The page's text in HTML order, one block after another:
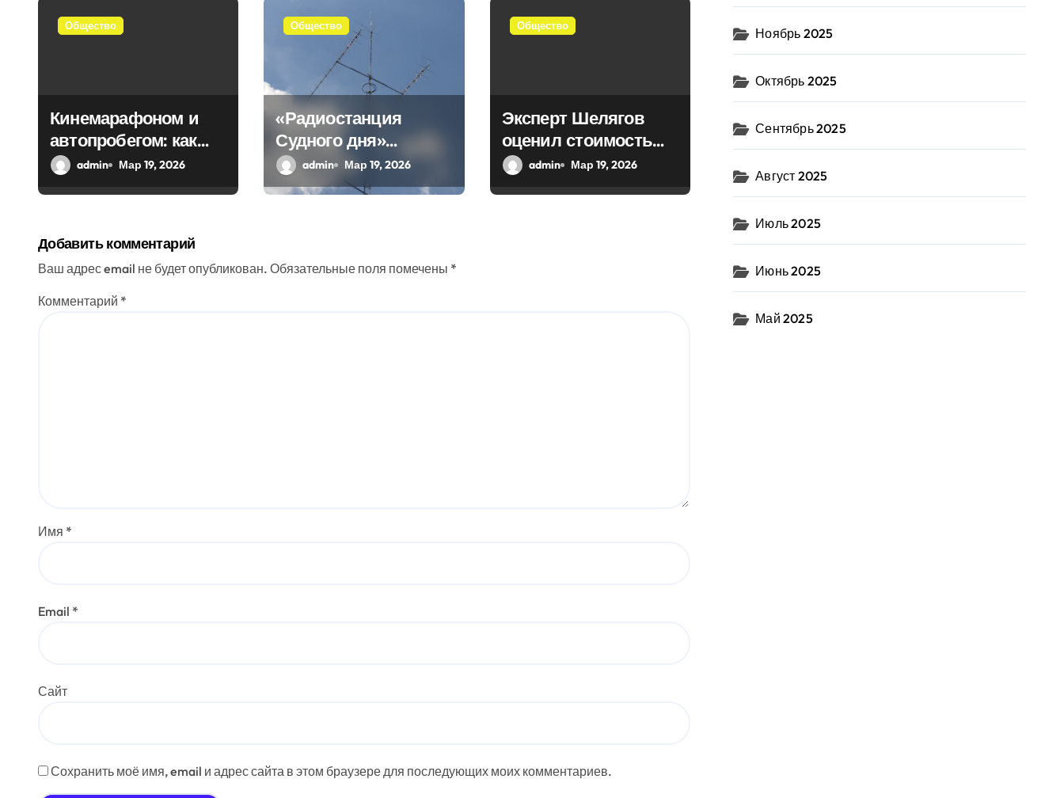
а
п
с
я
м
Общество
Кинемарафоном и
автопробегом: как
Севастополь
admin Мар 19, 2026
Общество
«Радиостанция
Судного дня»
передала в эфир
загадочное слово
admin Мар 19, 2026
Общество
Эксперт Шелягов
оценил стоимость
похоронных услуг в
admin Мар 19, 2026
Добавить комментарий
Ваш адрес email не будет опубликован. Обязательные поля помечены *
Комментарий *
Имя *
Email *
Сайт
Сохранить моё имя, email и адрес сайта в этом браузере для последующих моих комментариев.
Ноябрь 2025
Октябрь 2025
Сентябрь 2025
Август 2025
Июль 2025
Июнь 2025
Май 2025